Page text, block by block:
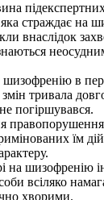
страждає на
внаслідок
в
тривала
погіршувався.
їм
на шизофренію
всіляко
хворими.